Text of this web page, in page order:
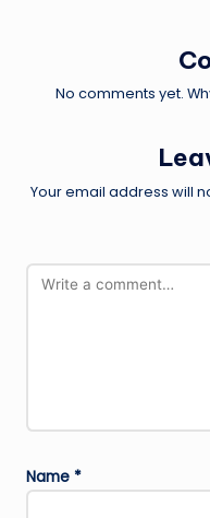
No comments yet.
Your email address will
Name *